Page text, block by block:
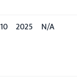
10 2025 N/A